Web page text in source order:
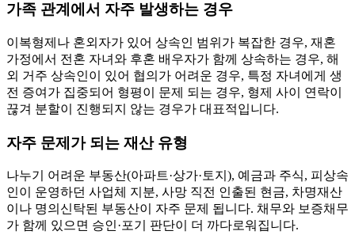
가족 관계에서 자주 발생하는 경우
이복형제나 혼외자가 있어 상속인 범위가 복잡한 경우, 재혼
가정에서 전혼 자녀와 후혼 배우자가 함께 상속하는 경우, 해
외 거주 상속인이 있어 협의가 어려운 경우, 특정 자녀에게 생
전 증여가 집중되어 형평이 문제 되는 경우, 형제 사이 연락이
끊겨 분할이 진행되지 않는 경우가 대표적입니다.
자주 문제가 되는 재산 유형
나누기 어려운 부동산(아파트·상가·토지), 예금과 주식, 피상속
인이 운영하던 사업체 지분, 사망 직전 인출된 현금, 차명재산
이나 명의신탁된 부동산이 자주 문제 됩니다. 채무와 보증채무
가 함께 있으면 승인·포기 판단이 더 까다로워집니다.